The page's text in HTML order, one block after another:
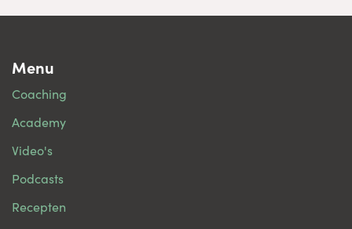
Menu
Coaching
Academy
Video's
Podcasts
Recepten